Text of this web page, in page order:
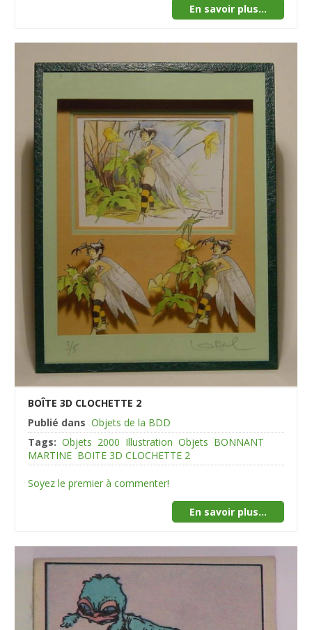
En savoir plus...
BOÎTE 3D CLOCHETTE 2
Publié dans Objets de la BDD
Tags: Objets 2000 Illustration Objets BONNANT
MARTINE BOITE 3D CLOCHETTE 2
Soyez le premier à commenter!
En savoir plus...